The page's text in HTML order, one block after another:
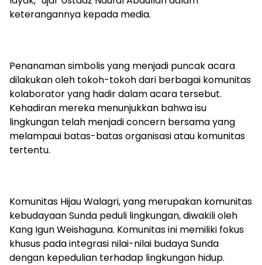
keterangannya kepada media.
Penanaman simbolis yang menjadi puncak acara
dilakukan oleh tokoh-tokoh dari berbagai komunitas
kolaborator yang hadir dalam acara tersebut.
Kehadiran mereka menunjukkan bahwa isu
lingkungan telah menjadi concern bersama yang
melampaui batas-batas organisasi atau komunitas
tertentu.
Komunitas Hijau Walagri, yang merupakan komunitas
kebudayaan Sunda peduli lingkungan, diwakili oleh
Kang Igun Weishaguna. Komunitas ini memiliki fokus
khusus pada integrasi nilai-nilai budaya Sunda
dengan kepedulian terhadap lingkungan hidup.